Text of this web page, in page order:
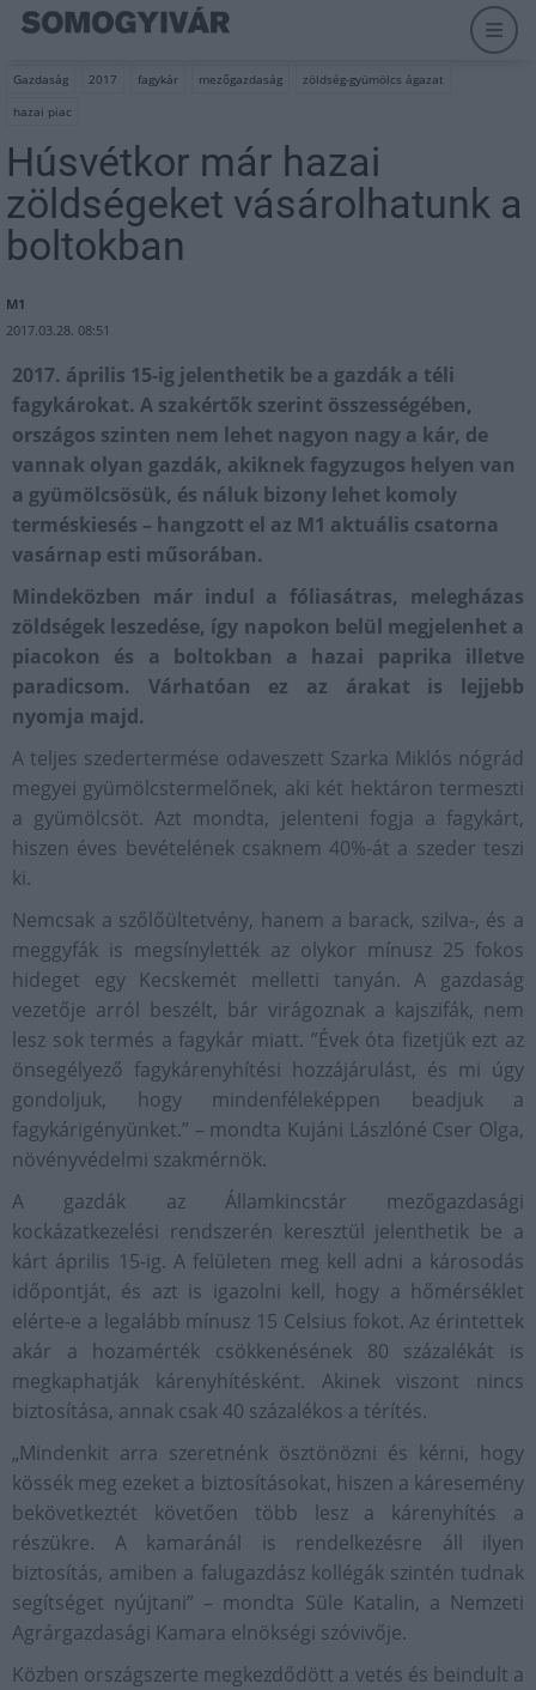
Gazdaság 2017 fagykár mezőgazdaság
zöldség-gyümölcs ágazat
hazai piac
Húsvétkor már hazai
zöldségeket vásárolhatunk a
boltokban
M1
2017.03.28. 08:51
2017. április 15-ig jelenthetik be a gazdák a téli
fagykárokat. A szakértők szerint összességében,
országos szinten nem lehet nagyon nagy a kár, de
vannak olyan gazdák, akiknek fagyzugos helyen van
a gyümölcsösük, és náluk bizony lehet komoly
terméskiesés – hangzott el az M1 aktuális csatorna
vasárnap esti műsorában.
Mindeközben már indul a fóliasátras, melegházas
zöldségek leszedése, így napokon belül megjelenhet a
piacokon és a boltokban a hazai paprika illetve
paradicsom. Várhatóan ez az árakat is lejjebb
nyomja majd.
A teljes szedertermése odaveszett Szarka Miklós nógrád
megyei gyümölcstermelőnek, aki két hektáron termeszti
a gyümölcsöt. Azt mondta, jelenteni fogja a fagykárt,
hiszen éves bevételének csaknem 40%-át a szeder teszi
ki.
Nemcsak a szőlőültetvény, hanem a barack, szilva-, és a
meggyfák is megsínylették az olykor mínusz 25 fokos
hideget egy Kecskemét melletti tanyán. A gazdaság
vezetője arról beszélt, bár virágoznak a kajszifák, nem
lesz sok termés a fagykár miatt. ”Évek óta fizetjük ezt az
önsegélyező fagykárenyhítési hozzájárulást, és mi úgy
gondoljuk, hogy mindenféleképpen beadjuk a
fagykárigényünket.” – mondta Kujáni Lászlóné Cser Olga,
növényvédelmi szakmérnök.
A gazdák az Államkincstár mezőgazdasági
kockázatkezelési rendszerén keresztül jelenthetik be a
kárt április 15-ig. A felületen meg kell adni a károsodás
időpontját, és azt is igazolni kell, hogy a hőmérséklet
elérte-e a legalább mínusz 15 Celsius fokot. Az érintettek
akár a hozamérték csökkenésének 80 százalékát is
megkaphatják kárenyhítésként. Akinek viszont nincs
biztosítása, annak csak 40 százalékos a térítés.
„Mindenkit arra szeretnénk ösztönözni és kérni, hogy
kössék meg ezeket a biztosításokat, hiszen a káresemény
bekövetkeztét követően több lesz a kárenyhítés a
részükre. A kamaránál is rendelkezésre áll ilyen
biztosítás, amiben a falugazdász kollégák szintén tudnak
segítséget nyújtani” – mondta Süle Katalin, a Nemzeti
Agrárgazdasági Kamara elnökségi szóvivője.
Közben országszerte megkezdődött a vetés és beindult a